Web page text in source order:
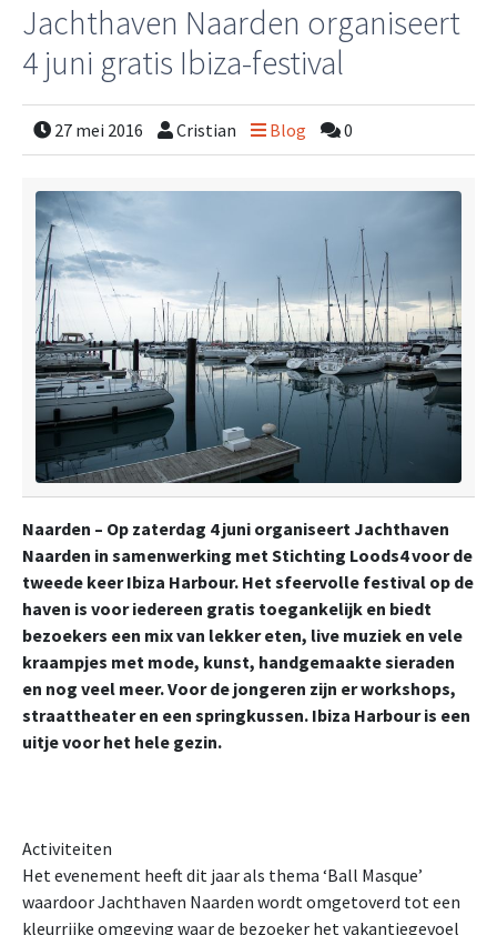
Jachthaven Naarden organiseert
4 juni gratis Ibiza-festival
27 mei 2016 Cristian Blog 0
Naarden – Op zaterdag 4 juni organiseert Jachthaven
Naarden in samenwerking met Stichting Loods4 voor de
tweede keer Ibiza Harbour. Het sfeervolle festival op de
haven is voor iedereen gratis toegankelijk en biedt
bezoekers een mix van lekker eten, live muziek en vele
kraampjes met mode, kunst, handgemaakte sieraden
en nog veel meer. Voor de jongeren zijn er workshops,
straattheater en een springkussen. Ibiza Harbour is een
uitje voor het hele gezin.
Activiteiten
Het evenement heeft dit jaar als thema ‘Ball Masque’
waardoor Jachthaven Naarden wordt omgetoverd tot een
kleurrijke omgeving waar de bezoeker het vakantiegevoel